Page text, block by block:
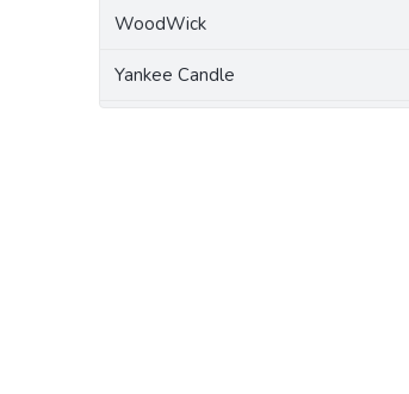
WoodWick
Yankee Candle